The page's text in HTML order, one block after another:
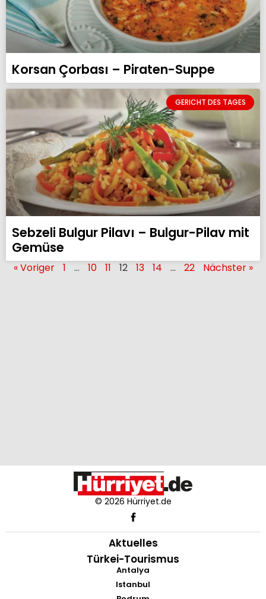
Korsan Çorbası – Piraten-Suppe
GERICHT DES TAGES
Sebzeli Bulgur Pilavı – Bulgur-Pilav mit
Gemüse
« Voriger 1 … 10 11 12 13 14 … 22 Nächster »
© 2026 Hürriyet.de
Aktuelles
Türkei-Tourismus
Antalya
Istanbul